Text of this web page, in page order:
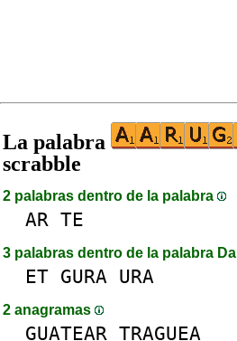
La palabra
scrabble
2 palabras dentro de la palabra
AR TE
3 palabras dentro de la palabra DaI
ET GURA URA
2 anagramas
GUATEAR TRAGUEA